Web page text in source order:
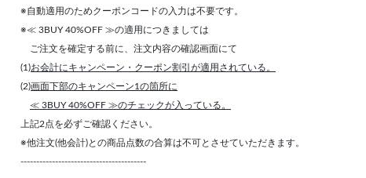
※自動適用のためクーポンコードの入力は不要です。
※≪ 3BUY 40%OFF ≫の適用につきましては
ご注文を確定する前に、注文内容の確認画面にて
(1)お会計にキャンペーン・クーポン割引が適用されている。
(2)画面下部のキャンペーン1の箇所に
≪ 3BUY 40%OFF ≫のチェックが入っている。
上記2点を必ずご確認ください。
※他注文(他会計)との商品点数の合算は不可とさせていただきます。
----------------------------------------